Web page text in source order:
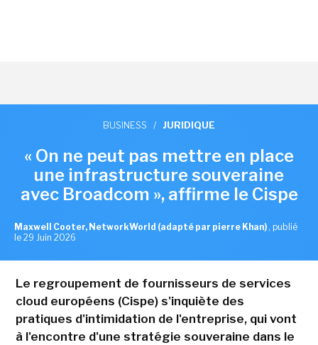
BUSINESS / JURIDIQUE
« On ne peut pas mettre en place
une infrastructure souveraine
avec Broadcom », affirme le Cispe
Maxwell Cooter, NetworkWorld (adapté par pierre Khan) , publié
le 29 Juin 2026
Le regroupement de fournisseurs de services
cloud européens (Cispe) s'inquiète des
pratiques d'intimidation de l'entreprise, qui vont
à l'encontre d'une stratégie souveraine dans le